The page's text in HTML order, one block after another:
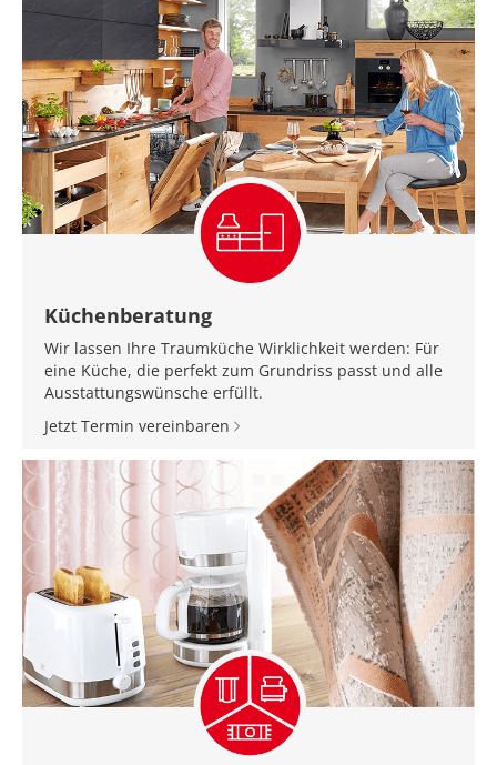
Küchenberatung
Wir lassen Ihre Traumküche Wirklichkeit werden: Für
eine Küche, die perfekt zum Grundriss passt und alle
Ausstattungswünsche erfüllt.
Jetzt Termin vereinbaren